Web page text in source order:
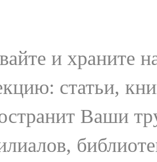
и храните
статьи,
Ваши